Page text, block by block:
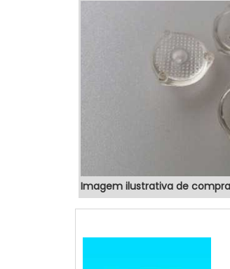
Imagem ilustrativa de